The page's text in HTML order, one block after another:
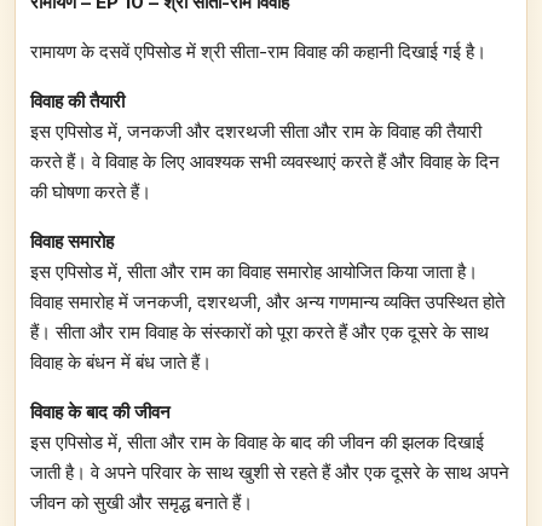
रामायण के दसवें एपिसोड में श्री सीता-राम विवाह की कहानी दिखाई गई है।
विवाह की तैयारी
इस एपिसोड में, जनकजी और दशरथजी सीता और राम के विवाह की तैयारी
करते हैं। वे विवाह के लिए आवश्यक सभी व्यवस्थाएं करते हैं और विवाह के दिन
की घोषणा करते हैं।
विवाह समारोह
इस एपिसोड में, सीता और राम का विवाह समारोह आयोजित किया जाता है।
विवाह समारोह में जनकजी, दशरथजी, और अन्य गणमान्य व्यक्ति उपस्थित होते
हैं। सीता और राम विवाह के संस्कारों को पूरा करते हैं और एक दूसरे के साथ
विवाह के बंधन में बंध जाते हैं।
विवाह के बाद की जीवन
इस एपिसोड में, सीता और राम के विवाह के बाद की जीवन की झलक दिखाई
जाती है। वे अपने परिवार के साथ खुशी से रहते हैं और एक दूसरे के साथ अपने
जीवन को सुखी और समृद्ध बनाते हैं।